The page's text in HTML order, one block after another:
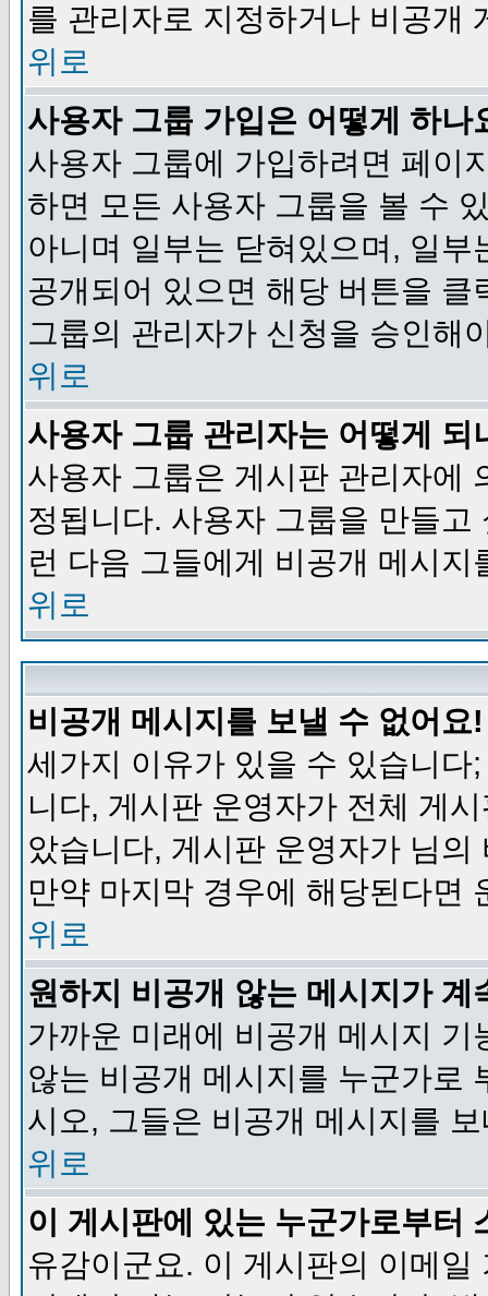
를 관리자로 지정하거나 비공개
위로
사용자 그룹 가입은 어떻게 하나
사용자 그룹에 가입하려면 페이
하면 모든 사용자 그룹을 볼 수
아니며 일부는 닫혀있으며, 일
공개되어 있으면 해당 버튼을
그룹의 관리자가 신청을 승인해
위로
사용자 그룹 관리자는 어떻게 되
사용자 그룹은 게시판 관리자에
정됩니다. 사용자 그룹을 만들
런 다음 그들에게 비공개 메시지
위로
비공개 메시지를 보낼 수 없어요!
세가지 이유가 있을 수 있습니
니다, 게시판 운영자가 전체 게
았습니다, 게시판 운영자가 님
만약 마지막 경우에 해당된다면
위로
원하지 비공개 않는 메시지가 계
가까운 미래에 비공개 메시지
않는 비공개 메시지를 누군가로
시오, 그들은 비공개 메시지를
위로
이 게시판에 있는 누군가로부터
유감이군요. 이 게시판의 이메